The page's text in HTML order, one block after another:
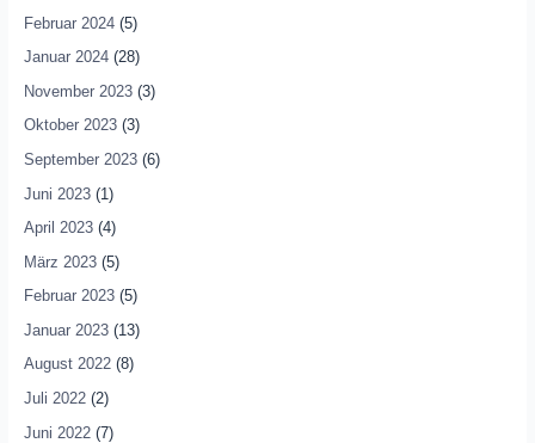
Februar 2024(5)
Januar 2024(28)
November 2023(3)
Oktober 2023(3)
September 2023(6)
Juni 2023(1)
April 2023(4)
März 2023(5)
Februar 2023(5)
Januar 2023(13)
August 2022(8)
Juli 2022(2)
Juni 2022(7)